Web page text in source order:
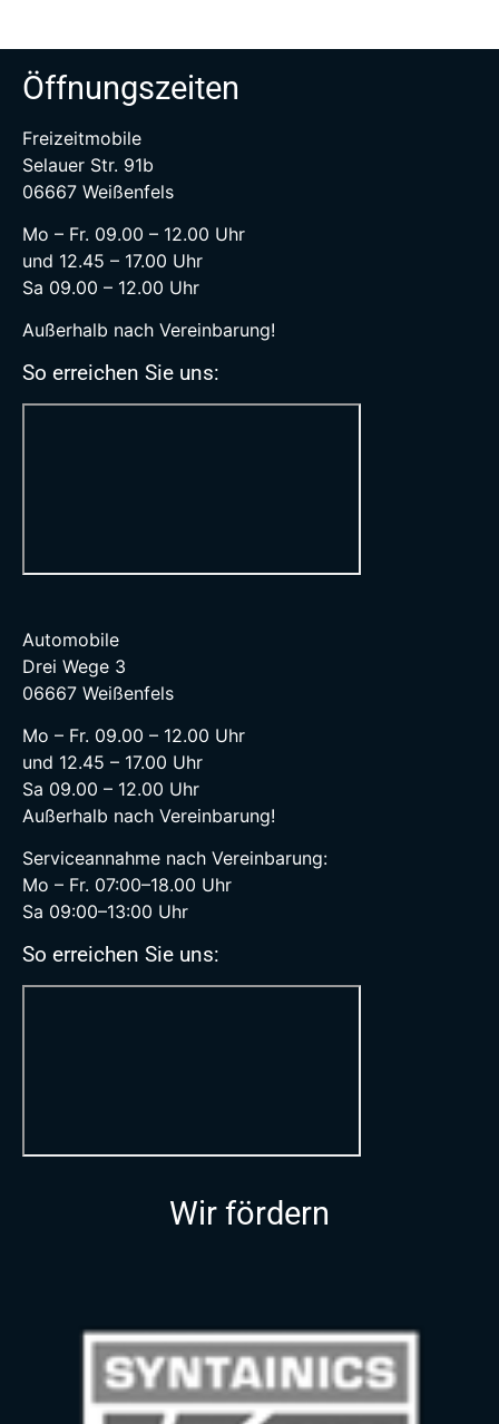
Öffnungszeiten
Freizeitmobile
Selauer Str. 91b
06667 Weißenfels
Mo – Fr. 09.00 – 12.00 Uhr
und 12.45 – 17.00 Uhr
Sa 09.00 – 12.00 Uhr
Außerhalb nach Vereinbarung!
So erreichen Sie uns:
Automobile
Drei Wege 3
06667 Weißenfels
Mo – Fr. 09.00 – 12.00 Uhr
und 12.45 – 17.00 Uhr
Sa 09.00 – 12.00 Uhr
Außerhalb nach Vereinbarung!
Serviceannahme nach Vereinbarung:
Mo – Fr. 07:00–18.00 Uhr
Sa 09:00–13:00 Uhr
So erreichen Sie uns:
Wir fördern